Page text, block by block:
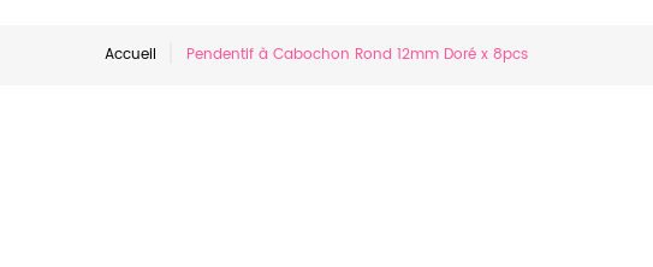
Accueil Pendentif à Cabochon Rond 12mm Doré x 8pcs